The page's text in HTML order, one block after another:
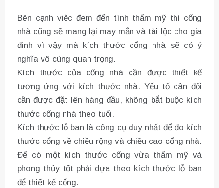
Bên cạnh việc đem đến tính thẩm mỹ thì cổng
nhà cũng sẽ mang lại may mắn và tài lộc cho gia
đình vì vậy mà kích thước cổng nhà sẽ có ý
nghĩa vô cùng quan trọng.
Kích thước của cổng nhà cần được thiết kế
tương ứng với kích thước nhà. Yếu tố cân đối
cần được đặt lên hàng đầu, không bắt buộc kích
thước cổng nhà theo tuổi.
Kích thước lỗ ban là công cụ duy nhất để đo kích
thước cổng về chiều rộng và chiều cao cổng nhà.
Để có một kích thước cổng vừa thẩm mỹ và
phong thủy tốt phải dựa theo kích thước lỗ ban
để thiết kế cổng.